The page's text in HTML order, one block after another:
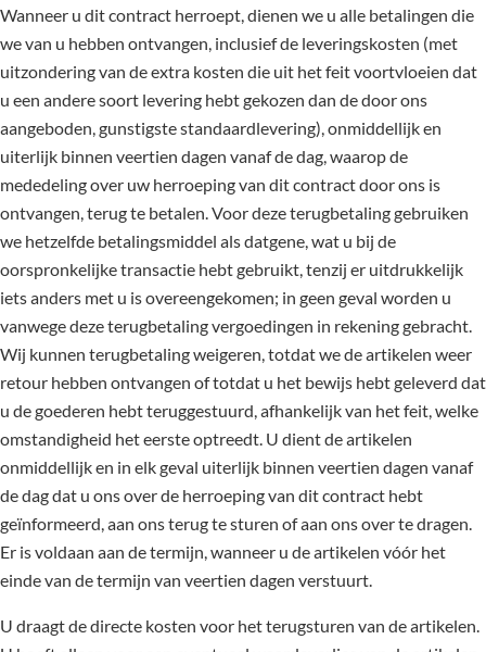
Wanneer u dit contract herroept, dienen we u alle betalingen die
we van u hebben ontvangen, inclusief de leveringskosten (met
uitzondering van de extra kosten die uit het feit voortvloeien dat
u een andere soort levering hebt gekozen dan de door ons
aangeboden, gunstigste standaardlevering), onmiddellijk en
uiterlijk binnen veertien dagen vanaf de dag, waarop de
mededeling over uw herroeping van dit contract door ons is
ontvangen, terug te betalen. Voor deze terugbetaling gebruiken
we hetzelfde betalingsmiddel als datgene, wat u bij de
oorspronkelijke transactie hebt gebruikt, tenzij er uitdrukkelijk
iets anders met u is overeengekomen; in geen geval worden u
vanwege deze terugbetaling vergoedingen in rekening gebracht.
Wij kunnen terugbetaling weigeren, totdat we de artikelen weer
retour hebben ontvangen of totdat u het bewijs hebt geleverd dat
u de goederen hebt teruggestuurd, afhankelijk van het feit, welke
omstandigheid het eerste optreedt. U dient de artikelen
onmiddellijk en in elk geval uiterlijk binnen veertien dagen vanaf
de dag dat u ons over de herroeping van dit contract hebt
geïnformeerd, aan ons terug te sturen of aan ons over te dragen.
Er is voldaan aan de termijn, wanneer u de artikelen vóór het
einde van de termijn van veertien dagen verstuurt.
U draagt de directe kosten voor het terugsturen van de artikelen.